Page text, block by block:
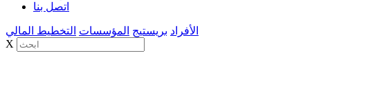
اتصل بنا
الأفراد بريستيج المؤسسات التخطيط المالي
X